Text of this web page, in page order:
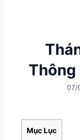
Thông
07/
Mục Lục